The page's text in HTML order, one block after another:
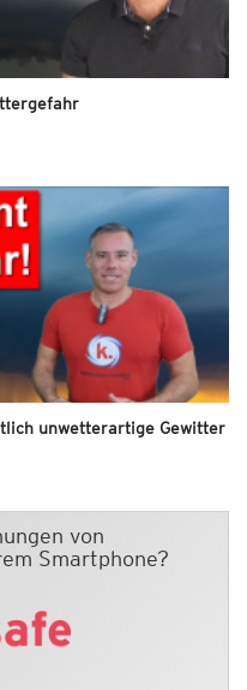
unwetterartige Gewitter
von
Smartphone?